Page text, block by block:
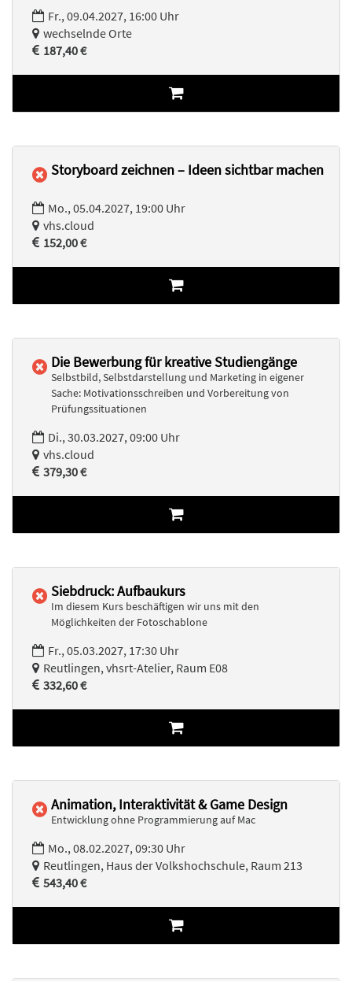
Fr., 09.04.2027, 16:00 Uhr
wechselnde Orte
187,40 €
Storyboard zeichnen – Ideen sichtbar machen
Mo., 05.04.2027, 19:00 Uhr
vhs.cloud
152,00 €
Die Bewerbung für kreative Studiengänge
Selbstbild, Selbstdarstellung und Marketing in eigener
Sache: Motivationsschreiben und Vorbereitung von
Prüfungssituationen
Di., 30.03.2027, 09:00 Uhr
vhs.cloud
379,30 €
Siebdruck: Aufbaukurs
Im diesem Kurs beschäftigen wir uns mit den
Möglichkeiten der Fotoschablone
Fr., 05.03.2027, 17:30 Uhr
Reutlingen, vhsrt-Atelier, Raum E08
332,60 €
Animation, Interaktivität & Game Design
Entwicklung ohne Programmierung auf Mac
Mo., 08.02.2027, 09:30 Uhr
Reutlingen, Haus der Volkshochschule, Raum 213
543,40 €